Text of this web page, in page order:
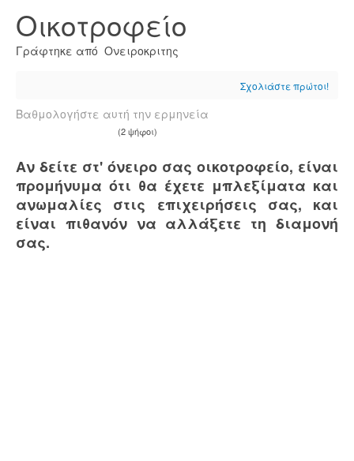
Οικοτροφείο
Γράφτηκε από Ονειροκριτης
Σχολιάστε πρώτοι!
Βαθμολογήστε αυτή την ερμηνεία
(2 ψήφοι)
Αν δείτε στ' όνειρο σας οικοτροφείο, είναι
προμήνυμα ότι θα έχετε μπλεξίματα και
ανωμαλίες στις επιχειρήσεις σας, και
είναι πιθανόν να αλλάξετε τη διαμονή
σας.